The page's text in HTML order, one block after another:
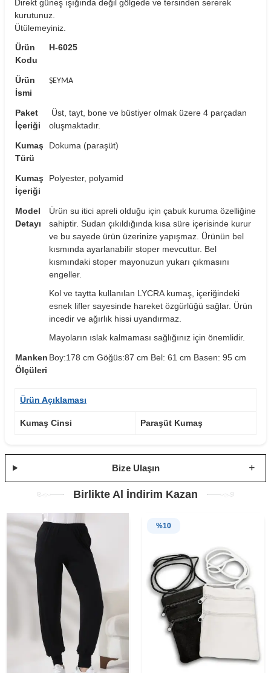
Direkt güneş ışığında değil gölgede ve tersinden sererek
kurutunuz.
Ütülemeyiniz.
Ürün
Kodu
H-6025
Ürün
İsmi
ŞEYMA
Paket
İçeriği
Üst, tayt, bone ve büstiyer olmak üzere 4 parçadan
oluşmaktadır.
Kumaş
Türü
Dokuma (paraşüt)
Kumaş
İçeriği
Polyester, polyamid
Model
Detayı
Ürün su itici apreli olduğu için çabuk kuruma özelliğine
sahiptir. Sudan çıkıldığında kısa süre içerisinde kurur
ve bu sayede ürün üzerinize yapışmaz. Ürünün bel
kısmında ayarlanabilir stoper mevcuttur. Bel
kısmındaki stoper mayonuzun yukarı çıkmasını
engeller.
Kol ve taytta kullanılan LYCRA kumaş, içeriğindeki
esnek lifler sayesinde hareket özgürlüğü sağlar. Ürün
incedir ve ağırlık hissi uyandırmaz.
Mayoların ıslak kalmaması sağlığınız için önemlidir.
Manken
Ölçüleri
Boy:178 cm Göğüs:87 cm Bel: 61 cm Basen: 95 cm
Ürün Açıklaması
Kumaş Cinsi Paraşüt Kumaş
Bize Ulaşın
Birlikte Al İndirim Kazan
%10